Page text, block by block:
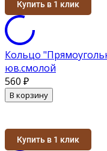
Купить в 1 клик
Кольцо
юв.смолой
560 ₽
В корзину
Купить в 1 клик